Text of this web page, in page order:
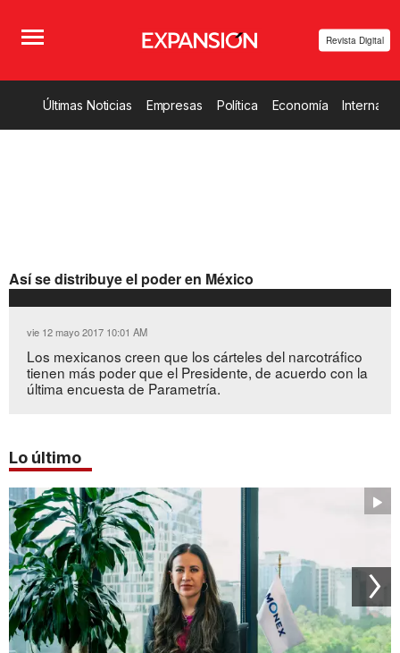
Revista Digital
Últimas Noticias Empresas Política Economía
Así se distribuye el poder en México
vie 12 mayo 2017 10:01 AM
Los mexicanos creen que los cárteles del narcotráfico
tienen más poder que el Presidente, de acuerdo con la
última encuesta de Parametría.
Lo último